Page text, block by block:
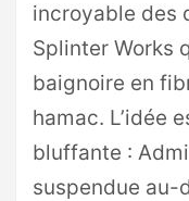
incroyable des
Splinter Works
baignoire en
hamac. L’idée
bluffante :
suspendue au-